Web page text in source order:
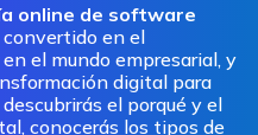
online de software
convertido en el
el mundo empresarial, y
digital para
el porqué y el
conocerás los tipos de